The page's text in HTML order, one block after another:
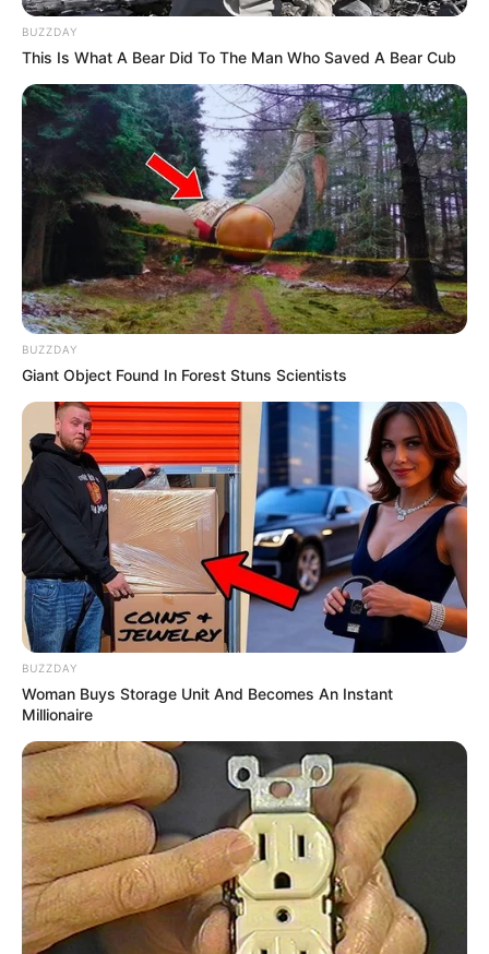
BUZZDAY
This Is What A Bear Did To The Man Who Saved A Bear Cub
BUZZDAY
Giant Object Found In Forest Stuns Scientists
BUZZDAY
Woman Buys Storage Unit And Becomes An Instant
Millionaire